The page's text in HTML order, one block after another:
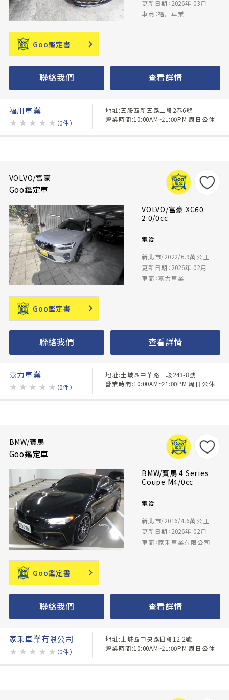
更新日期：2026年 03月
車商：福川車業
Goo鑑定書
聯絡我們 查看詳情
福川車業
★ ★ ★ ★ ★ （0件）
地址:五股區新五路二段2巷6號
營業時間:10:00AM~21:00PM 周日公休
VOLVO/富豪
Goo鑑定車
VOLVO/富豪 XC60
2.0/0cc
電洽
新北市/2022/6.9萬公里
更新日期：2026年 02月
車商：嘉力車業
Goo鑑定書
聯絡我們 查看詳情
嘉力車業
★ ★ ★ ★ ★ （0件）
地址:土城區中華路一段243-8號
營業時間:10:00AM~21:00PM 周日公休
BMW/寶馬
Goo鑑定車
BMW/寶馬 4 Series
Coupe M4/0cc
電洽
新北市/2016/4.6萬公里
更新日期：2026年 02月
車商：家禾車業有限公司
Goo鑑定書
聯絡我們 查看詳情
家禾車業有限公司
★ ★ ★ ★ ★ （0件）
地址:土城區中央路四段12-2號
營業時間:10:00AM~21:00PM 周日公休